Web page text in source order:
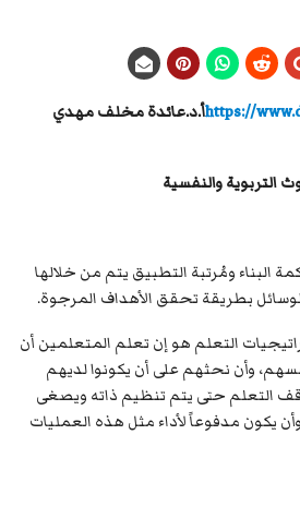
https://أ.د.عائدة مخلف مهدي
التربوية والنفسية
البناء ومُرتبة التطبيق يتم من خلالها
بطريقة تحقق الأهداف المرجوة.
التعلم هو إن تعلم المتعلمين أن
وأن نحثهم على أن يكونوا لديهم
التعلم حتى يتم تنظيم ذاته ويصغى
يكون مدفوعاً لأداء مثل هذه العمليات